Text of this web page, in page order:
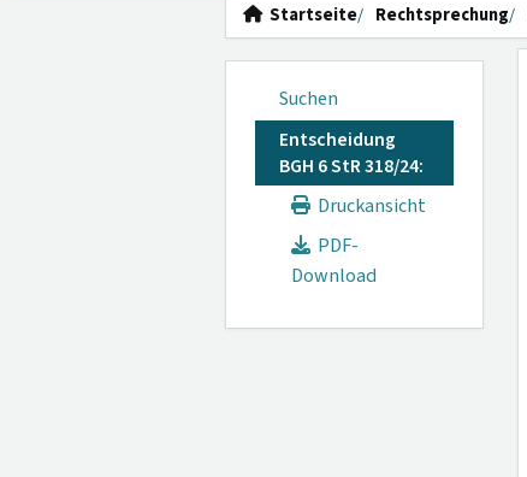
Startseite Rechtsprechung
Suchen
Entscheidung
BGH 6 StR 318/24:
Druckansicht
PDF-
Download